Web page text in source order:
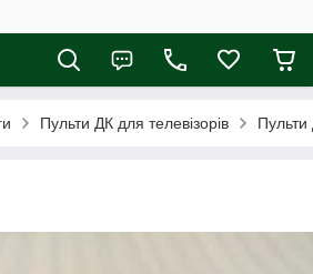
Пульти ДК для телевізорів Пульти